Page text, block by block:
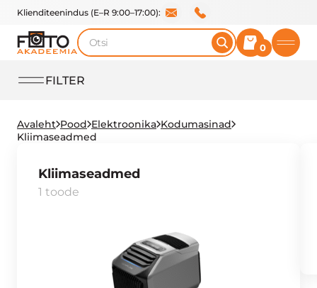
Klienditeenindus (E–R 9:00–17:00):
Otsi
0
Avaleht Pood Elektroonika Kodumasinad
Kliimaseadmed
Kliimaseadmed
1 toode
FILTER